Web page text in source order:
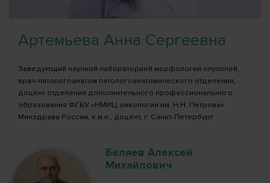
Артемьева Анна Сергеевна
Заведующий научной лабораторией морфологии опухолей,
врач-патологоанатом патологоанатомического отделения,
доцент отделения дополнительного профессионального
образования ФГБУ «НМИЦ онкологии им. Н.Н. Петрова»
Минздрава России, к.м.н., доцент, г. Санкт-Петербург
Беляев Алексей
Михайлович